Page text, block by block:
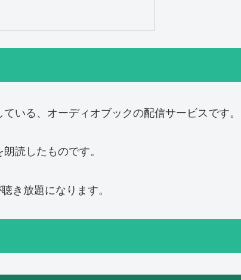
いる、オーディオブックの配信サービスです。
読したものです。
き放題になります。